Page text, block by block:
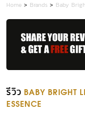
Home > Brands > Baby
รีวิว BABY BRIGHT
ESSENCE